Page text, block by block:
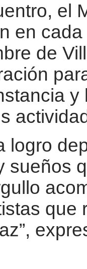
el
en
de
logro
sueños
que